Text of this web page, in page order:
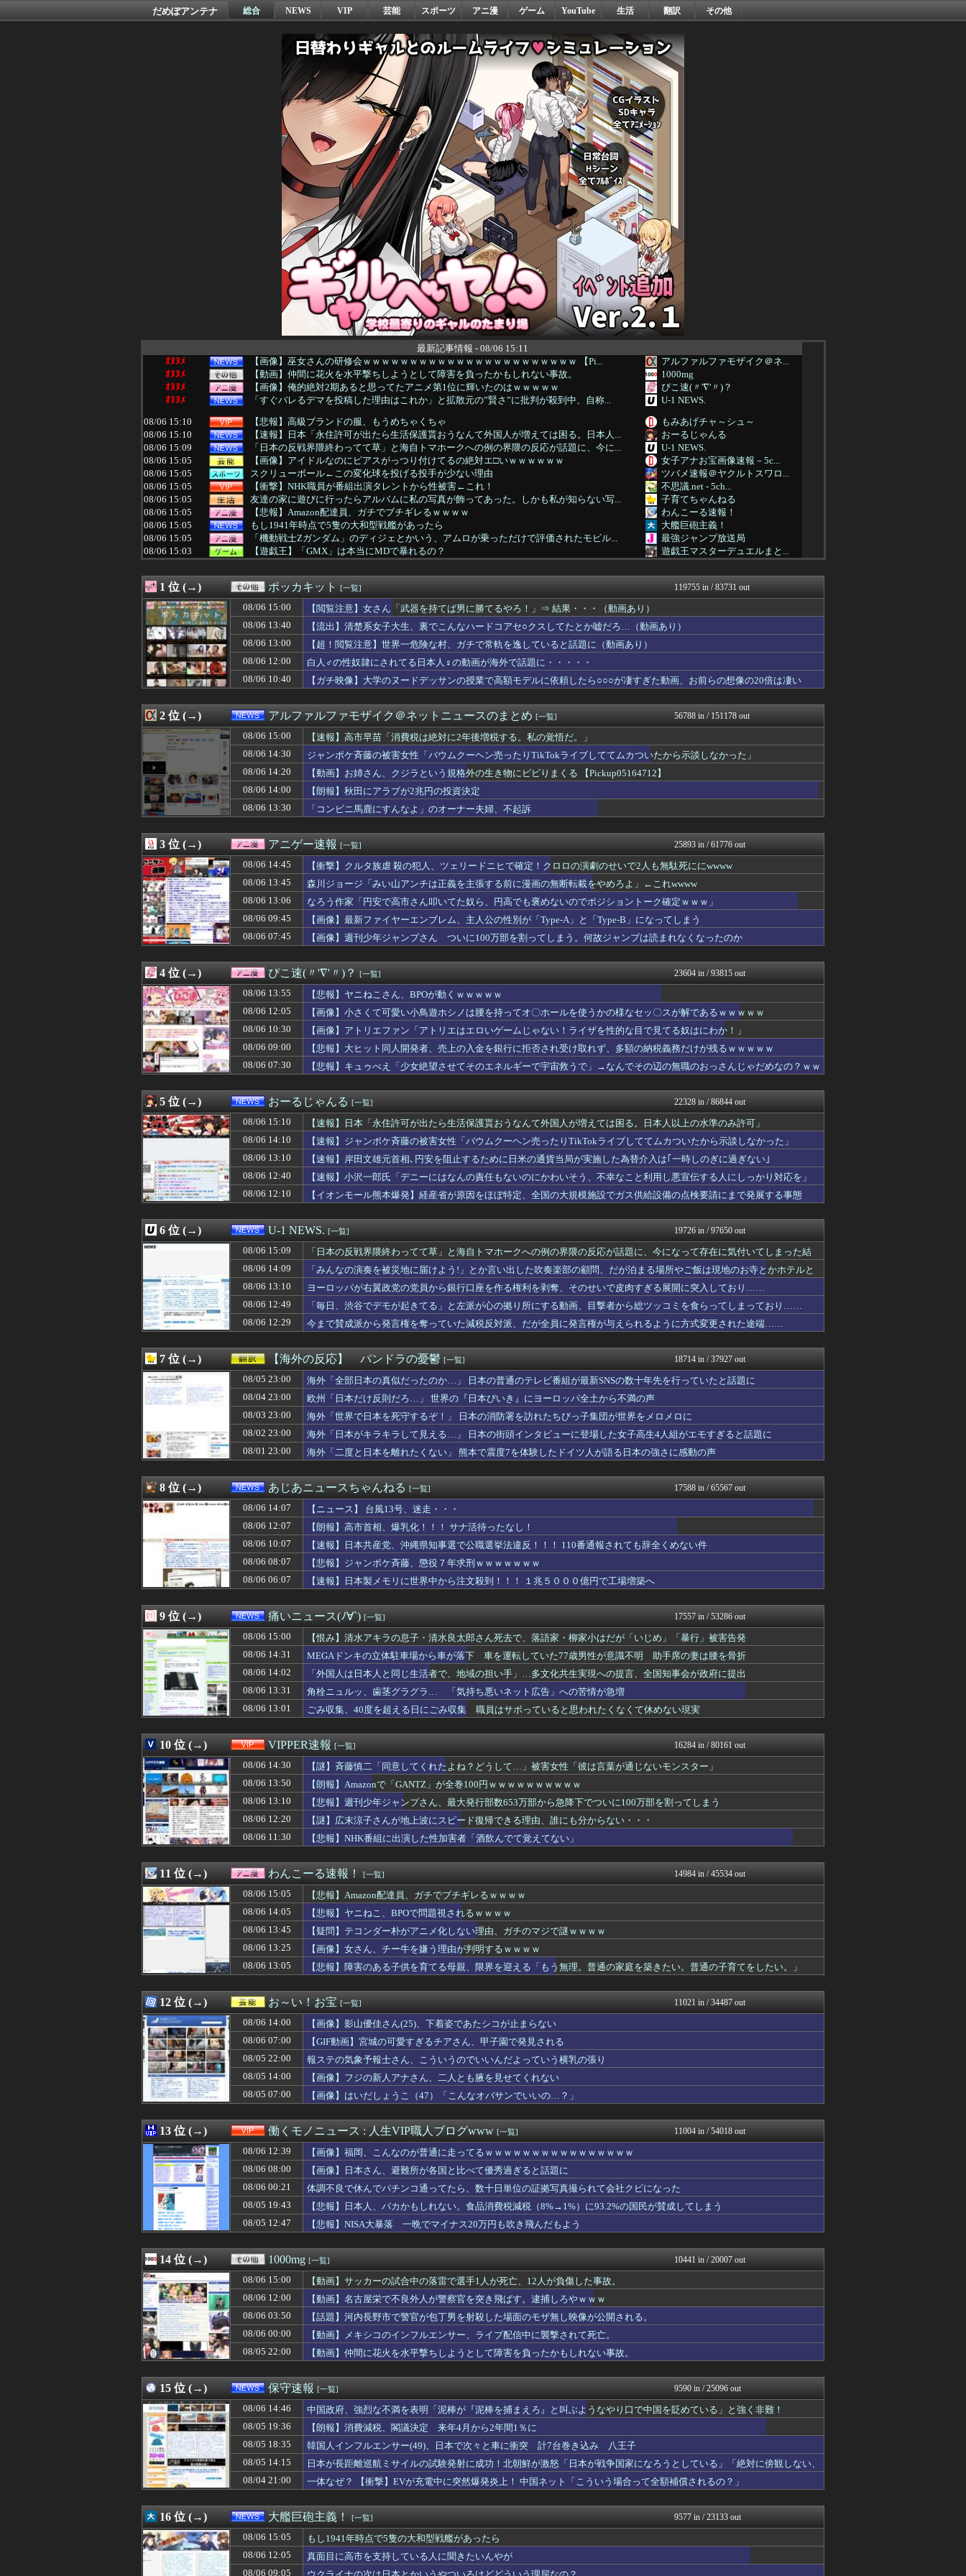
だめぽアンテナ 総合 NEWS VIP 芸能 スポーツ アニ漫 ゲーム YouTube 生活 翻訳 その他
最新記事情報 - 08/06 15:11
ｵﾇﾇﾒ
【画像】巫女さんの研修会ｗｗｗｗｗｗｗｗｗｗｗｗｗｗｗｗｗｗｗｗｗｗｗ 【Pi...
アルファルファモザイク＠ネ...
ｵﾇﾇﾒ
【動画】仲間に花火を水平撃ちしようとして障害を負ったかもしれない事故。
1000mg
ｵﾇﾇﾒ
【画像】俺的絶対2期あると思ってたアニメ第1位に輝いたのはｗｗｗｗｗ
ぴこ速(〃'∇'〃)？
ｵﾇﾇﾒ
「すぐバレるデマを投稿した理由はこれか」と拡散元の”賢さ”に批判が殺到中、自称...
U-1 NEWS.
08/06 15:10
【悲報】高級ブランドの服、もうめちゃくちゃ
もみあげチャ～シュ～
08/06 15:10
【速報】日本「永住許可が出たら生活保護貰おうなんて外国人が増えては困る。日本人...
おーるじゃんる
08/06 15:09
「日本の反戦界隈終わってて草」と海自トマホークへの例の界隈の反応が話題に、今に...
U-1 NEWS.
08/06 15:05
【画像】アイドルなのにピアスがっつり付けてるの絶対エ□いｗｗｗｗｗｗ
女子アナお宝画像速報－5c...
08/06 15:05
スクリューボール←この変化球を投げる投手が少ない理由
ツバメ速報＠ヤクルトスワロ...
08/06 15:05
【衝撃】NHK職員が番組出演タレントから性被害←これ！
不思議.net - 5ch...
08/06 15:05
友達の家に遊びに行ったらアルバムに私の写真が飾ってあった。しかも私が知らない写...
子育てちゃんねる
08/06 15:05
【悲報】Amazon配達員、ガチでブチギレるｗｗｗｗ
わんこーる速報！
08/06 15:05
もし1941年時点で5隻の大和型戦艦があったら
大艦巨砲主義！
08/06 15:05
「機動戦士Ζガンダム」のディジェとかいう、アムロが乗っただけで評価されたモビル...
最強ジャンプ放送局
08/06 15:03
【遊戯王】「GMX」は本当にMDで暴れるの？
遊戯王マスターデュエルまと...
08/06 15:01
【ウマ娘】夏の暑さにも元気なアーモンドッグ
うまぴょいチャンネル -ウ...
08/06 15:01
【ウマ娘】海外トレによるライトハローさんとの最高の夜
ウマ娘まとめ速報うまろぐ
08/06 15:00
【波乗り納豆NG？】余計なもん食わないで納豆食っときゃ間違いないことが判明した
08/06 15:00
昭和戦隊のロボデザイン、配信で追って見ると…
ヒーローNEWS
08/06 15:00
【艦これ＆一般】ふるさと納税は熊本に全ツッパするでち！
艦これ速報 艦隊これくしょ...
08/06 15:00
【恨み】清水アキラの息子・清水良太郎さん死去で、落語家・柳家小はだが「いじめ」...
08/06 15:00
彼氏の部屋には 調理道具とか調味料が一切ないもんだから交通機関を使って自分で全...
ほんわかMkⅡ
08/06 15:00
連れ打ちしてるクソガキ「ヤバい！ヤバい！エグい！エグい！アツい！アツい！」←語...
パチンコ・パチスロ.com
08/06 15:00
天海春香は触り放題ヤり放題na
えすえすログ
08/06 15:00
【速報】高市早苗「消費税は絶対に2年後増税する。私の覚悟だ。」
アルファルファモザイク＠ネ...
08/06 15:00
農家「年収3000万円、コミュ力不要、年の半分休み、午前で終わる仕事」←コイツ
投資ちゃんねる
08/06 15:00
【動画】サッカーの試合中の落雷で選手1人が死亡、12人が負傷した事故。
08/06 15:00
【東方】怨霊にナメられてるこいしちゃん可愛いよね
2ch東方スレ観測所
08/06 15:00
【ラブライブ！】1分だけ時を止めたら全裸で街を駆け回りそうなキャラ
コンテンツ・声優 | ラブ...
08/06 15:00
【私はあなたの味方】中学の同級生をストーカー行為か 24歳の女を逮捕 男性の自...
08/06 15:00
アガサ博士「今日はみんなでうなぎを食べに行くぞい」
SS 森きのこ！
08/06 15:00
【FGO】スルトくんは保険に使えたのかね実際
FGOまとめ速報
08/06 15:00
セルフレジやQRコードが使えない…急速な「デジタル化」に取り残される60代母、...
08/06 15:00
韓国人「お前の娘を性犯罪に遭わせ、塩酸をかける」いじめ被害家族が脅迫される事件...
韓国ニュース反応まとめ
08/06 15:00
超かぐや姫がVチューバーに落ちたのが残念で仕方ないよ
ゲーム実況者速報＠YouT...
08/06 15:00
【閲覧注意】女さん「武器を持てば男に勝てるやろ！」⇒ 結果・・・（動画あり）
ポッカキット
08/06 15:00
【悲報】各務原とかいう地名、岐阜県民すら75%が誤読をしてしまうwwwwwww
竜速（りゅうそく）
08/06 15:00
【悲報】週刊少年ジャンプさん、最大発行部数653万部から急降下でついに100万...
カンダタ速報
08/06 14:57
猫の避妊手術の後。獣医「手術成功です！万歳しましょう」私「ばんざーい！」→安心...
素敵な鬼女様
08/06 14:57
好きな人(付き合ってない)と手を繋いでしまった
婚外ちゃんねる
08/06 14:56
Zevero、ユナイテッドアローズのサステナビリティ活動「SARROWS」を支...
ファ板速報
08/06 14:56
8月8日「サステナブルファッションの日」記念月間企画、ユニクロ1着100円買取...
ファ板速報
08/06 14:55
北海道弟子屈町 「女子トイレに全裸の男がいる」 観光センターのトイレに侵入した...
国難にあってもの申す！！
08/06 14:50
元キャバ嬢のMINAさん（みなちゃん）が配信中に亡くなったのではないかとX上で...
ラビット速報
08/06 14:50
並んでまでたっかいクッキー買う生活が理解できない。普通のクッキーとかは食べるけ...
08/06 14:47
自慢する時に目の前の人を下げる人の心理
婚外ちゃんねる
08/06 14:46
中国政府、強烈な不満を表明「泥棒が『泥棒を捕まえろ』と叫ぶようなやり口で中国を...
保守速報
08/06 14:45
【衝撃】クルタ族虐 殺の犯人、ツェリードニヒで確定！クロロの演劇のせいで2人も...
アニゲー速報
08/06 14:45
姪にちoぽしゃぶらせたらこうなるwww
まとめCUP
08/06 14:45
◆Ｊリーグ◆浦和、東海大DF田中玲音、明治大DF稲垣篤志の加入内定と特別指定を...
WorldFootball...
08/06 14:41
消費減税で起きる損得に世界が騒然！←「不公平だろ」（海外の反応）
海外さんいらっしゃい 海外...
08/06 14:40
中国製ルーター20機種にバックドア 外部から完全制御できる機能が仕込まれていた
にゅーすアルー！
08/06 14:39
【8月】美容トピ
婚外ちゃんねる
08/06 14:39
義弟嫁「連れ子のことも可愛がってね」私「え？実子は引き取らなかったのに？」→話...
鬼女はみた -修羅場・恋愛...
08/06 14:37
片田舎のおっさん、剣聖になるⅡ 第5話 感想：ついに親子対決の予感！ベリル先生...
アニメつぶやき速報‼︎
【画像あり】カリスマ美容師、ココリコ田中みたいな男を大変身させてしまうｗｗｗ
不思議.net - 5ch...
08/06 14:34
女子大って何のためにあるの？
ふぇー速
08/06 14:34
【動画】補欠野球部のキレキレダンスがこちらｗｗｗｗｗｗｗｗｗｗｗｗｗ
筋肉速報
08/06 14:33
【ｼｺ画像】まんさん、特盛りお◯ぱいを晒してしまうｗｗｗｗｗｗｗｗｗｗｗ
えっ!?またここのサイト?
08/06 14:33
【画像】ボーッシュJS8歳が23歳になった結果ｗ
いたしん！
08/06 14:31
中国人「サッカー日本代表、9月の親善試合の相手が確定！」 中国人「今までは実質...
08/06 14:30
ヤクザみたいな警察官3名に包囲された。 警官「彼女と結婚を前提に付き合わないか...
オーバージョイド！
08/06 14:30
ジャンポケ斉藤の被害女性「バウムクーヘン売ったりTikTokライブしててムカつ...
アルファルファモザイク＠ネ...
【謎】斉藤慎二「同意してくれたよね？どうして…」被害女性「彼は言葉が通じないモ...
VIPPER速報
08/06 14:30
「認知症」になりたくないなら「お酒」をやめて 一番認知症に良くないのは「お酒」...
【2ch】ニュー速クオリテ...
08/06 14:30
入国拒否の半数が日本人!? 「オーストラリアで日本人女性が売春」
ネトウヨにゅーす
08/06 14:30
【のど】れいわ信者、半年で迂回路が開通している道路を2年半放置されていると印象...
まとめたニュース
08/06 14:30
【画像】JKさん、とんでもない格好でファミレスに入店してしまう
芸能人の気になる噂
08/06 14:30
【ウマ娘】ヴェルサイユリゾートファームにローズキングダムのパネルが到着
ウマ娘うまぴょい速報
08/06 14:29
友達「少しだけお茶しようよ」妊婦の私「気分転換になるなら…」→帰宅してから思わ...
修羅場ハザード -復讐・D...
08/06 14:29
【悲報】MAJOR2ndの佐藤寿也の息子、姑息すぎてしまい炎上
08/06 14:29
ＮＨＫ職員が番組出演者から性被害、別職場への復職希望に応じない不適切対応…メデ...
日本第一！ニュース録
08/06 14:28
韓国人「地震で高市早苗ちゃんは北朝鮮の金正恩と比較され完敗しました」
ハウメニージャパン！
08/06 14:26
千賀滉大 14登板0勝8敗防御率8.47←来年日本に戻るかもだけどどこが獲る？
まとめロッテ！
【驚愕】イギリスの風俗店に行った結果ｗｗｗｗｗｗｗｗｗwwww
バズッター速報
08/06 14:25
【画像】ホロライブ新作ソシャゲ、またえちえち水着ガチャｗｗ
ゲーム魔人
08/06 14:20
【動画】お姉さん、クジラという規格外の生き物にビビりまくる 【Pickup05...
アルファルファモザイク＠ネ...
08/06 14:20
消費税減税を閣議決定、背景に首相の財務省への強い不信と人事介入の示唆 歴代政権...
もえるあじあ(･∀･)
08/06 14:19
ドラマのネタバレを求めてくる長嶋凛桜ちゃんワロタｗ【乃木坂46】
坂道情報通～乃木坂46まと...
08/06 14:18
【悲報】村上・岡本の一年目コンビ、ひっそりと成績悪化中
08/06 14:18
【悲報】三大無能ループキャラ「古手梨花」「岡部倫太郎」「暁美ほむら」←これｗｗ...
【衝撃】サカナ山口、アジカン後藤「BUMPが邦ロックを一変させた」←これｗｗｗ...
牡蠣！牡蠣！！牡蠣！！！
婚外ちゃんねる
08/06 14:17
【ラブライブ！】ラブカ、ドスケベ水着CM
コンテンツ・声優 | ラブ...
08/06 14:16
【朗報】アニメ「ヤニねこ」BPOに通報され審議されるもセーフだった模様wwww...
08/06 14:15
女上司「俺くん！」俺「はい？」女上司「はーと！」→このやり取りが続くんだけど、...
鬼女の宅配便 - 修羅場・...
08/06 14:14
AIが指示なく個人や組織に対しサイバー攻撃…英政府機関の性能評価試験中！
軍事・ミリタリー速報☆彡
08/06 14:12
【消費減税】お弁当屋、『衝撃的な発言』をしてしまう・・・・・・
NEWSまとめもりー｜2c...
08/06 14:12
【完結編】俺の娘の結婚が破談に。だが彼氏は「2000万の土地」を購入。こじれた...
浮気ちゃんねる
08/06 14:10
【動画】グラドル山田あい、デカ乳すぎてビキニからハミ出てるぞ
まとめ芸能＠美女画像まとめ...
08/06 14:10
【画像】爆乳の甘露寺蜜璃AIコスプレイヤーが生み出された結果ｗｗｗwｗｗｗｗｗ...
なんJミュージアム
08/06 14:10
週間少年ジャンプのグッズ(43億円分)を注文してキャンセルした32歳女が逮捕
ガハろぐNewsヽ(･ω･...
08/06 14:10
【速報】ジャンポケ斉藤の被害女性「バウムクーヘン売ったりTikTokライブして...
おーるじゃんる
08/06 14:09
「みんなの演奏を被災地に届けよう!」とか言い出した吹奏楽部の顧問、だが泊まる場...
08/06 14:09
東京ヤクルトスワローズ月別勝率、限界突破ｗｗｗｗｗｗｗｗｗｗｗｗｗｗｗｗｗｗｗ...
なんじぇいスタジアム＠なん...
08/06 14:09
【画像あり】ついに国産リアルヒューマノイドｷﾀ━━━━━━(ﾟ∀ﾟ)━━━━━...
コノユビニュース｜みんなの...
08/06 14:09
【画像】美人女子高校生の『油絵』がガチで上手wwwwww
ぶる速-VIP
08/06 14:07
【ニュース】 台風13号、迷走・・・
あじあニュースちゃんねる
08/06 14:06
【画像】夏のバイクがヤバすぎるｗｗｗｗｗ
まにゅそく 2chまとめニ...
08/06 14:06
親の借金のカタに17歳でもぐりの消費者金融社長の愛人になった。その後25歳で1...
08/06 14:05
『Switch2』のゲームがやりたいのに内蔵容量が足りなくてゲームができない
げぇ速
08/06 14:05
【画像】この∧∨女優さんで100万回抜いてるｗｗｗｗｗｗｗ
女子アナお宝画像速報－5c...
08/06 14:05
韓国人「現在、日本が密かに韓国からパクっているものがこちら…」→「これは言い訳...
08/06 14:05
ロケバスで性的暴行の罪、元ジャンポケ斉藤被告に懲役7年求刑⇒！
不思議.net - 5ch...
08/06 14:05
【画像】この沐浴着エルフ玄関に飾ろうと思うんやが
2次元に捉われない
08/06 14:05
【画像】キリトの彼女、エロい衣装を着てしまうｗｗｗ
アニチャット
08/06 14:03
【悲報】 週刊少年ジャンプさん、最大発行部数653万部から急降下でついに100...
Zチャンネル＠VIP
08/06 14:03
【炎上】AKBアイドルが男性アイドルへ「童貞ですか？」→セクハラだと大炎上ｗｗ...
08/06 14:03
【悲報】2023年、ホラー名作リメイク連発なのに日本人涙目の理由がこれｗｗｗｗ
08/06 14:03
娘の高校合格祝い中に相続のことで相談してくる女性からLINEがきた。スマホを手...
修羅の華-家庭・生活まとめ
08/06 14:03
【画像】日産が社運をかけて発売するSUVｗｗｗｗｗｗｗ
【ガンプラ】「リーオーショック」から8年！何が凄かったの？
「外国人は日本人と同じ生活者で、地域の担い手」…多文化共生実現への提言、全国知...
痛いニュース(ﾉ∀`)
08/06 14:01
古き良きロールプレイングゲームにありがちな事
PCパーツまとめ
08/06 14:01
アイ・オー・データの価格改定、一部モデルは25万円超の大幅値上げに
汎用型自作PCまとめ
08/06 14:01
お前ら『ペルチェ素子の首ネッククーラー』使ったことあるか？
凹凸ちゃんねる 発達障害・...
08/06 14:00
【衝撃】ジャンプストアで大量注文→キャンセルを繰り返した32歳女を逮捕 238...
08/06 14:00
「移民は富の象徴」スペインが50万人の不法移民を合法化、その狙いと日本への教訓...
08/06 14:00
【ななし】じーにあす、遊戯王で今月もダイヤ到達！『先生もう笑うしかなくなっとり...
VTuberNews
08/06 14:00
一度の注意が火種に…部下からの「逆パワハラ」で退職した男性、指導とハラスメント...
常識的に考えた
08/06 14:00
10代「ローゼンメイデンのアニメなんて知らない」8割
08/06 14:00
「高市総理には愛想尽かした」コメ余りに農家が悲鳴 売値は生産原価の半分以下に…...
08/06 14:00
伝説のクソゲー『たけしの挑戦状』のアプリ版が配信開始！
ゆるゲーマー遅報
08/06 14:00
釈迦「オレが人気配信者になれたのは運が良かっただけ」
ゲーム実況者速報＠YouT...
08/06 14:00
ジャンポケ斉藤の被害女性「事件後にバウムクーヘン売ったりTikTokライブして...
キニ速
08/06 14:00
【朗報】秋田にアラブが2兆円の投資決定
08/06 14:00
【悲報】セブンイレブンのおにぎりの価格、もはや限界を超える
08/06 14:00
漫画ワンピース(平均読者44歳)「第三世界でさぁ！悪魔がいてさぁ！世界を創った...
ああ言えばForYou
08/06 14:00
「お菓子の太子堂」で知られる（株）太子堂（千代田区）が破産開始
明日は何を食べようか
08/06 14:00
金川紗耶さん、いくらなんでもふくらみがデカいって・・・
乃木通 乃木坂46櫻坂46...
08/06 14:00
【画像】女性さん被災地に手作りおにぎりを出荷ｗｗｗ
08/06 14:00
【酒】「ビールと水を交互に飲まないと倒れるグラス」発売 適正飲酒を施す
みそパンNEWS
08/06 14:00
高市首、自民党内で「独裁だ」と批判され始める
オレ的ゲーム速報＠刃
08/06 14:00
旦那を亡くして８年。介護するつもりでウトメと同居してたのに「早く出て行け」とコ...
すまいる(^-^)ぶろぐ
08/06 14:00
すごいねアーティチョーク。食うところが全然ねえ…！
けおけお速報
08/06 14:00
韓国人「スペースX、史上最も華やかな株式市場デビュー！FOMOと高評価の間で揺...
08/06 14:00
【朗報】韓国の掲示板「大谷、軽く当てただけなのに」
08/06 14:00
【画像】影山優佳さん(25)、下着姿であたシコが止まらない
お～い！お宝
08/06 14:00
1年戦争の連邦軍の開発力→ガンダム、ガンキャノン、ガンタンク、ジム、ボール
カンダタ速報
08/06 13:58
【朗報】小坂菜緒の最新グラビア、ノースリーブが大変なことになってるって...
08/06 13:58
【ガンダム0083】バニングってスパロボだと普通に生きてるよね？
08/06 13:58
【育成成功】山口航輝(ロ)、お前らの想像の8倍くらい打ちまくってるWWWWWW... なんじぇいスタジアム＠なん...
1 位 (→) ポッカキット [一覧] 119755 in / 83731 out
08/06 15:00
【閲覧注意】女さん「武器を持てば男に勝てるやろ！」⇒ 結果・・・（動画あり）
08/06 13:40
【流出】清楚系女子大生、裏でこんなハードコアセ○クスしてたとか嘘だろ…（動画あり）
08/06 13:00
【超！閲覧注意】世界一危険な村、ガチで常軌を逸していると話題に（動画あり）
08/06 12:00
白人♂の性奴隷にされてる日本人♀の動画が海外で話題に・・・・・
08/06 10:40
【ガチ映像】大学のヌードデッサンの授業で高額モデルに依頼したら○○○が凄すぎた動画、お前らの想像の20倍は凄い
2 位 (→) アルファルファモザイク＠ネットニュースのまとめ [一覧] 56788 in / 151178 out
08/06 15:00
【速報】高市早苗「消費税は絶対に2年後増税する。私の覚悟だ。」
08/06 14:30
ジャンポケ斉藤の被害女性「バウムクーヘン売ったりTikTokライブしててムカついたから示談しなかった」
08/06 14:20
【動画】お姉さん、クジラという規格外の生き物にビビりまくる 【Pickup05164712】
08/06 14:00
【朗報】秋田にアラブが2兆円の投資決定
08/06 13:30
「コンビニ馬鹿にすんなよ」のオーナー夫婦、不起訴
3 位 (→) アニゲー速報 [一覧] 25893 in / 61776 out
08/06 14:45
【衝撃】クルタ族虐 殺の犯人、ツェリードニヒで確定！クロロの演劇のせいで2人も無駄死ににwwww
08/06 13:45
森川ジョージ「みい山アンチは正義を主張する前に漫画の無断転載をやめろよ」←これwwww
08/06 13:06
なろう作家「円安で高市さん叩いてた奴ら、円高でも褒めないのでポジショントーク確定ｗｗｗ」
08/06 09:45
【画像】最新ファイヤーエンブレム、主人公の性別が「Type-A」と「Type-B」になってしまう
08/06 07:45
【画像】週刊少年ジャンプさん ついに100万部を割ってしまう。何故ジャンプは読まれなくなったのか
4 位 (→) ぴこ速(〃'∇'〃)？ [一覧] 23604 in / 93815 out
08/06 13:55
【悲報】ヤニねこさん、BPOが動くｗｗｗｗｗ
08/06 12:05
【画像】小さくて可愛い小鳥遊ホシノは腰を持ってオ〇ホールを使うかの様なセッ〇スが解であるｗｗｗｗｗ
08/06 10:30
【画像】アトリエファン「アトリエはエロいゲームじゃない！ライザを性的な目で見てる奴はにわか！」
08/06 09:00
【悲報】大ヒット同人開発者、売上の入金を銀行に拒否され受け取れず、多額の納税義務だけが残るｗｗｗｗｗ
08/06 07:30
【悲報】キュゥべえ「少女絶望させてそのエネルギーで宇宙救うで」→なんでその辺の無職のおっさんじゃだめなの？ｗｗ
5 位 (→) おーるじゃんる [一覧] 22328 in / 86844 out
08/06 15:10
【速報】日本「永住許可が出たら生活保護貰おうなんて外国人が増えては困る。日本人以上の水準のみ許可」
08/06 14:10
【速報】ジャンポケ斉藤の被害女性「バウムクーヘン売ったりTikTokライブしててムカついたから示談しなかった」
08/06 13:10
【速報】岸田文雄元首相､円安を阻止するために日米の通貨当局が実施した為替介入は｢一時しのぎに過ぎない｣
08/06 12:40
【速報】小沢一郎氏「デニーにはなんの責任もないのにかわいそう、不幸なこと利用し悪宣伝する人にしっかり対応を」
08/06 12:10
【イオンモール熊本爆発】経産省が原因をほぼ特定、全国の大規模施設でガス供給設備の点検要請にまで発展する事態
6 位 (→) U-1 NEWS. [一覧] 19726 in / 97650 out
08/06 15:09
「日本の反戦界隈終わってて草」と海自トマホークへの例の界隈の反応が話題に、今になって存在に気付いてしまった結
果……
08/06 14:09
「みんなの演奏を被災地に届けよう!」とか言い出した吹奏楽部の顧問、だが泊まる場所やご飯は現地のお寺とかホテルと
か……
08/06 13:10
ヨーロッパが右翼政党の党員から銀行口座を作る権利を剥奪、そのせいで皮肉すぎる展開に突入しており……
08/06 12:49
「毎日、渋谷でデモが起きてる」と左派が心の拠り所にする動画、目撃者から総ツッコミを食らってしまっており……
08/06 12:29
今まで賛成派から発言権を奪っていた減税反対派、だが全員に発言権が与えられるように方式変更された途端……
7 位 (→) 【海外の反応】 パンドラの憂鬱 [一覧] 18714 in / 37927 out
08/05 23:00
海外「全部日本の真似だったのか…」 日本の普通のテレビ番組が最新SNSの数十年先を行っていたと話題に
08/04 23:00
欧州「日本だけ反則だろ…」 世界の『日本びいき』にヨーロッパ全土から不満の声
08/03 23:00
海外「世界で日本を死守するぞ！」 日本の消防署を訪れたちびっ子集団が世界をメロメロに
08/02 23:00
海外「日本がキラキラして見える…」 日本の街頭インタビューに登場した女子高生4人組がエモすぎると話題に
08/01 23:00
海外「二度と日本を離れたくない」 熊本で震度7を体験したドイツ人が語る日本の強さに感動の声
8 位 (→) あじあニュースちゃんねる [一覧] 17588 in / 65567 out
08/06 14:07
【ニュース】 台風13号、迷走・・・
08/06 12:07
【朗報】高市首相、爆乳化！！！ サナ活待ったなし！
08/06 10:07
【速報】日本共産党、沖縄県知事選で公職選挙法違反！！！ 110番通報されても辞全くめない件
08/06 08:07
【悲報】ジャンポケ斉藤、懲役７年求刑ｗｗｗｗｗｗｗ
08/06 06:07
【速報】日本製メモリに世界中から注文殺到！！！ １兆５０００億円で工場増築へ
9 位 (→) 痛いニュース(ﾉ∀`) [一覧] 17557 in / 53286 out
08/06 15:00
【恨み】清水アキラの息子・清水良太郎さん死去で、落語家・柳家小はだが「いじめ」「暴行」被害告発
08/06 14:31
MEGAドンキの立体駐車場から車が落下 車を運転していた77歳男性が意識不明 助手席の妻は腰を骨折
08/06 14:02
「外国人は日本人と同じ生活者で、地域の担い手」…多文化共生実現への提言、全国知事会が政府に提出
08/06 13:31
角栓ニュルッ、歯茎グラグラ… 「気持ち悪いネット広告」への苦情が急増
08/06 13:01
ごみ収集、40度を超える日にごみ収集 職員はサボっていると思われたくなくて休めない現実
10 位 (→) VIPPER速報 [一覧] 16284 in / 80161 out
08/06 14:30
【謎】斉藤慎二「同意してくれたよね？どうして…」被害女性「彼は言葉が通じないモンスター」
08/06 13:50
【朗報】Amazonで「GANTZ」が全巻100円ｗｗｗｗｗｗｗｗｗｗ
08/06 13:10
【悲報】週刊少年ジャンプさん、最大発行部数653万部から急降下でついに100万部を割ってしまう
08/06 12:20
【謎】広末涼子さんが地上波にスピード復帰できる理由、誰にも分からない・・・
08/06 11:30
【悲報】NHK番組に出演した性加害者「酒飲んでて覚えてない」
11 位 (→) わんこーる速報！ [一覧] 14984 in / 45534 out
08/06 15:05
【悲報】Amazon配達員、ガチでブチギレるｗｗｗｗ
08/06 14:05
【悲報】ヤニねこ、BPOで問題視されるｗｗｗｗ
08/06 13:45
【疑問】テコンダー朴がアニメ化しない理由、ガチのマジで謎ｗｗｗｗ
08/06 13:25
【画像】女さん、チー牛を嫌う理由が判明するｗｗｗｗ
08/06 13:05
【悲報】障害のある子供を育てる母親、限界を迎える「もう無理。普通の家庭を築きたい。普通の子育てをしたい。」
12 位 (→) お～い！お宝 [一覧] 11021 in / 34487 out
08/06 14:00
【画像】影山優佳さん(25)、下着姿であたシコが止まらない
08/06 07:00
【GIF動画】宮城の可愛すぎるチアさん、甲子園で発見される
08/05 22:00
報ステの気象予報士さん、こういうのでいいんだよっていう横乳の張り
08/05 14:00
【画像】フジの新人アナさん、二人とも腋を見せてくれない
08/05 07:00
【画像】はいだしょうこ（47）「こんなオバサンでいいの…？」
13 位 (→) 働くモノニュース : 人生VIP職人ブログwww [一覧] 11004 in / 54018 out
08/06 12:39
【画像】福岡、こんなのが普通に走ってるｗｗｗｗｗｗｗｗｗｗｗｗｗｗｗｗ
08/06 08:00
【画像】日本さん、避難所が各国と比べて優秀過ぎると話題に
08/06 00:21
体調不良で休んでパチンコ通ってたら、数十日単位の証拠写真撮られて会社クビになった
08/05 19:43
【悲報】日本人、バカかもしれない。食品消費税減税（8%→1%）に93.2%の国民が賛成してしまう
08/05 12:47
【悲報】NISA大暴落 一晩でマイナス20万円も吹き飛んだもよう
14 位 (→) 1000mg [一覧] 10441 in / 20007 out
08/06 15:00
【動画】サッカーの試合中の落雷で選手1人が死亡、12人が負傷した事故。
08/06 12:00
【動画】名古屋栄で不良外人が警察官を突き飛ばす。逮捕しろやｗｗｗ
08/06 03:50
【話題】河内長野市で警官が包丁男を射殺した場面のモザ無し映像が公開される。
08/06 00:00
【動画】メキシコのインフルエンサー、ライブ配信中に襲撃されて死亡。
08/05 22:00
【動画】仲間に花火を水平撃ちしようとして障害を負ったかもしれない事故。
15 位 (→) 保守速報 [一覧] 9590 in / 25096 out
08/06 14:46
中国政府、強烈な不満を表明「泥棒が『泥棒を捕まえろ』と叫ぶようなやり口で中国を貶めている」と強く非難！
08/05 19:36
【朗報】消費減税、閣議決定 来年4月から2年間1％に
08/05 18:35
韓国人インフルエンサー(49)、日本で次々と車に衝突 計7台巻き込み 八王子
08/05 14:15
日本が長距離巡航ミサイルの試験発射に成功！北朝鮮が激怒「日本が戦争国家になろうとしている」「絶対に傍観しない、
必ず後悔させる」
08/04 21:00 一体なぜ？ 【衝撃】EVが充電中に突然爆発炎上！ 中国ネット「こういう場合って全額補償されるの？」
16 位 (→) 大艦巨砲主義！ [一覧] 9577 in / 23133 out
08/06 15:05
もし1941年時点で5隻の大和型戦艦があったら
08/06 12:05
真面目に高市を支持している人に聞きたいんやが
08/06 09:05